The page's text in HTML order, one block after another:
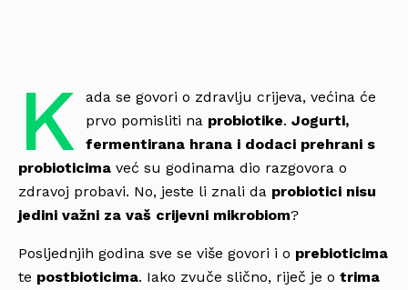
K
ada se govori o zdravlju crijeva, većina će
prvo pomisliti na probiotike. Jogurti,
fermentirana hrana i dodaci prehrani s
probioticima već su godinama dio razgovora o
zdravoj probavi. No, jeste li znali da probiotici nisu
jedini važni za vaš crijevni mikrobiom?
Posljednjih godina sve se više govori i o prebioticima
te postbioticima. Iako zvuče slično, riječ je o trima